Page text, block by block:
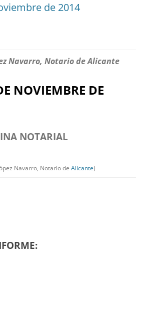
de 2014
Navarro, Notario de Alicante
NOVIEMBRE DE
NOTARIAL
Navarro, Notario de Alicante)